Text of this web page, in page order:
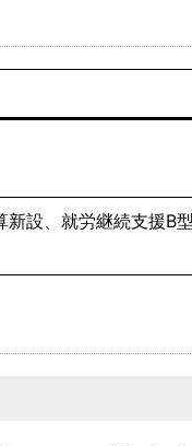
設、就労継続支援B